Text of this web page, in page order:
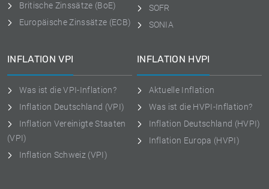
Britische Zinssätze (BoE)
Europäische Zinssätze (ECB)
SOFR
SONIA
INFLATION VPI
Was ist die VPI-Inflation?
Inflation Deutschland (VPI)
Inflation Vereinigte Staaten
(VPI)
Inflation Schweiz (VPI)
INFLATION HVPI
Aktuelle Inflation
Was ist die HVPI-Inflation?
Inflation Deutschland (HVPI)
Inflation Europa (HVPI)